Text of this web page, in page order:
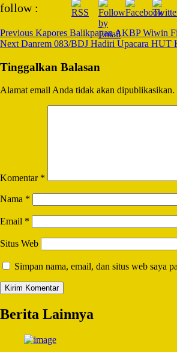
follow :
Navigation
Previous Kapores Balikpapan AKBP Wiwin
Next Danrem 083/BDJ Hadiri Upacara HUT
Tinggalkan Balasan
Alamat email Anda tidak akan dipublikasikan.
Komentar *
Nama *
Email *
Situs Web
Simpan nama, email, dan situs web saya
Berita Lainnya